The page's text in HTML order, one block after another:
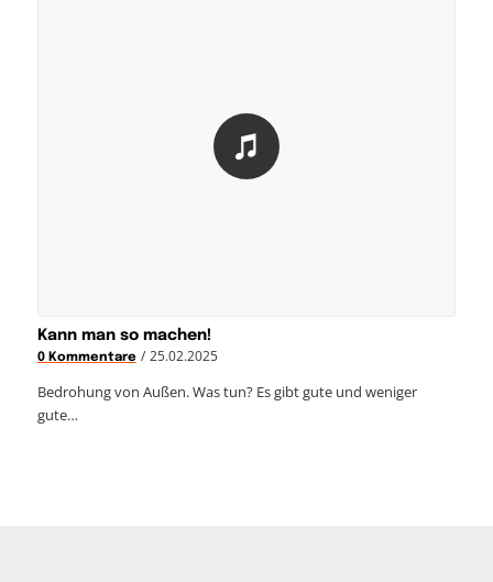
Kann man so machen!
0 Kommentare / 25.02.2025
Bedrohung von Außen. Was tun? Es gibt gute und weniger
gute…